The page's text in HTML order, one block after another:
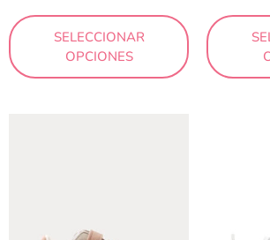
SELECCIONAR
OPCIONES